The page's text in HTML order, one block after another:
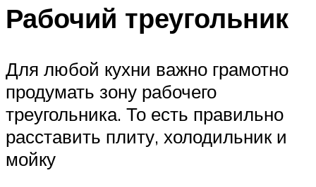
Рабочий треугольник
Для любой кухни важно грамотно
продумать зону рабочего
треугольника. То есть правильно
расставить плиту, холодильник и
мойку